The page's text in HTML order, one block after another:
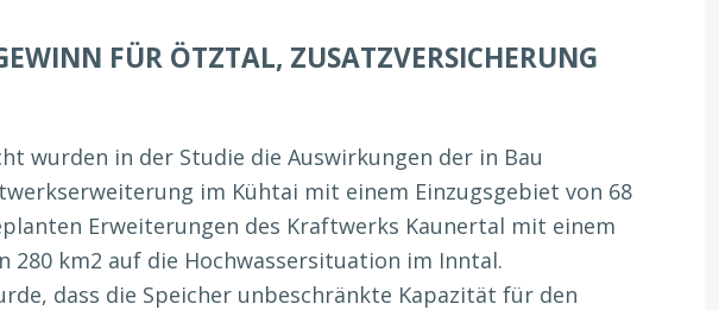
FÜR ÖTZTAL, ZUSATZVERSICHERUNG
wurden in der Studie die Auswirkungen der in Bau
im Kühtai mit einem Einzugsgebiet von 68
Erweiterungen des Kraftwerks Kaunertal mit einem
280 km2 auf die Hochwassersituation im Inntal.
dass die Speicher unbeschränkte Kapazität für den